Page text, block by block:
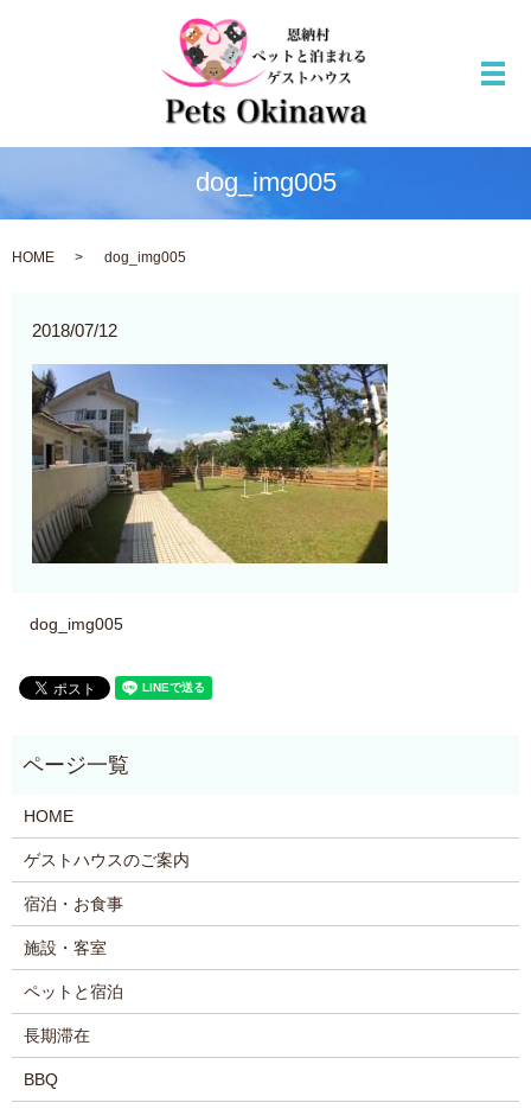
メ
dog_img005
HOME dog_img005
2018/07/12
dog_img005
HOME
ゲストハウスのご案内
宿泊・お食事
施設・客室
ペットと宿泊
長期滞在
BBQ